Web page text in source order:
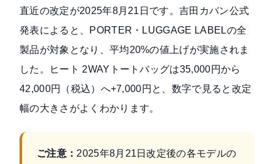
直近の改定が2025年8月21日です。吉田カバン公式
発表によると、PORTER・LUGGAGE LABELの全
製品が対象となり、平均20%の値上げが実施されま
した。ヒート 2WAYトートバッグは35,000円から
42,000円（税込）へ+7,000円と、数字で見ると改定
幅の大きさがよくわかります。
ご注意：2025年8月21日改定後の各モデルの